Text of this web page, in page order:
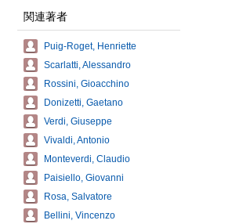
関連著者
Puig-Roget, Henriette
Scarlatti, Alessandro
Rossini, Gioacchino
Donizetti, Gaetano
Verdi, Giuseppe
Vivaldi, Antonio
Monteverdi, Claudio
Paisiello, Giovanni
Rosa, Salvatore
Bellini, Vincenzo